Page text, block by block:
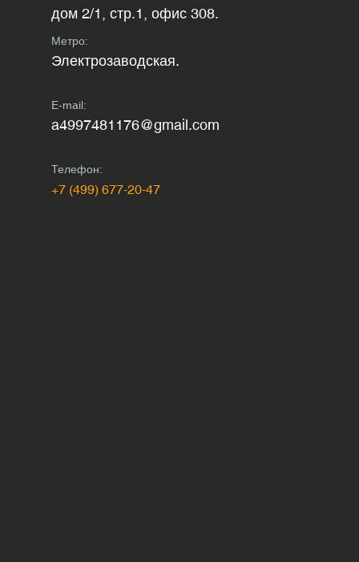
дом 2/1, стр.1, офис 308.
Метро:
Электрозаводская.
E-mail:
a4997481176@gmail.com
Телефон:
+7 (499) 677-20-47